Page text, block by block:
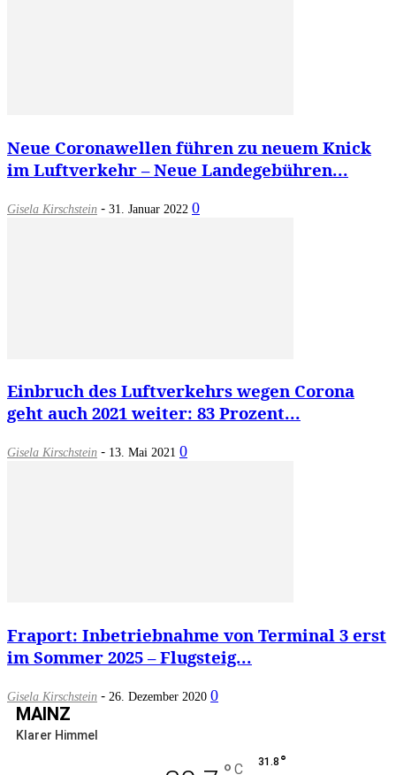
Neue Coronawellen führen zu neuem Knick
im Luftverkehr – Neue Landegebühren...
Gisela Kirschstein - 31. Januar 2022 0
Einbruch des Luftverkehrs wegen Corona
geht auch 2021 weiter: 83 Prozent...
Gisela Kirschstein - 13. Mai 2021 0
Fraport: Inbetriebnahme von Terminal 3 erst
im Sommer 2025 – Flugsteig...
Gisela Kirschstein - 26. Dezember 2020 0
MAINZ
Klarer Himmel
C 31.8 °